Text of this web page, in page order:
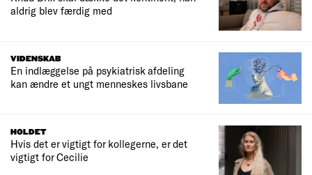
aldrig blev færdig med
VIDENSKAB
En indlæggelse på psykiatrisk afdeling
kan ændre et ungt menneskes livsbane
HOLDET
Hvis det er vigtigt for kollegerne, er det
vigtigt for Cecilie